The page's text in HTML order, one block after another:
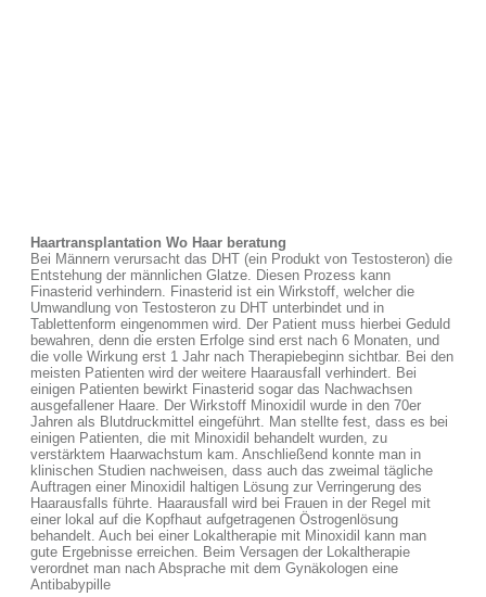
Haartransplantation Wo Haar beratung
Bei Männern verursacht das DHT (ein Produkt von Testosteron) die
Entstehung der männlichen Glatze. Diesen Prozess kann
Finasterid verhindern. Finasterid ist ein Wirkstoff, welcher die
Umwandlung von Testosteron zu DHT unterbindet und in
Tablettenform eingenommen wird. Der Patient muss hierbei Geduld
bewahren, denn die ersten Erfolge sind erst nach 6 Monaten, und
die volle Wirkung erst 1 Jahr nach Therapiebeginn sichtbar. Bei den
meisten Patienten wird der weitere Haarausfall verhindert. Bei
einigen Patienten bewirkt Finasterid sogar das Nachwachsen
ausgefallener Haare. Der Wirkstoff Minoxidil wurde in den 70er
Jahren als Blutdruckmittel eingeführt. Man stellte fest, dass es bei
einigen Patienten, die mit Minoxidil behandelt wurden, zu
verstärktem Haarwachstum kam. Anschließend konnte man in
klinischen Studien nachweisen, dass auch das zweimal tägliche
Auftragen einer Minoxidil haltigen Lösung zur Verringerung des
Haarausfalls führte. Haarausfall wird bei Frauen in der Regel mit
einer lokal auf die Kopfhaut aufgetragenen Östrogenlösung
behandelt. Auch bei einer Lokaltherapie mit Minoxidil kann man
gute Ergebnisse erreichen. Beim Versagen der Lokaltherapie
verordnet man nach Absprache mit dem Gynäkologen eine
Antibabypille